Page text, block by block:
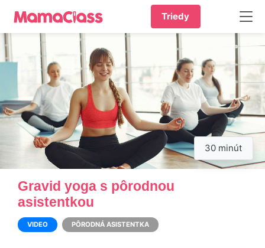
Triedy
30 minút
Gravid yoga s pôrodnou
asistentkou
VIDEO PÔRODNÁ ASISTENTKA